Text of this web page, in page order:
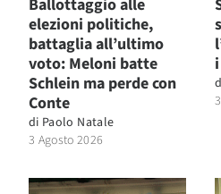
Ballottaggio alle
elezioni politiche,
battaglia all’ultimo
voto: Meloni batte
Schlein ma perde con
Conte
di Paolo Natale
3 Agosto 2026